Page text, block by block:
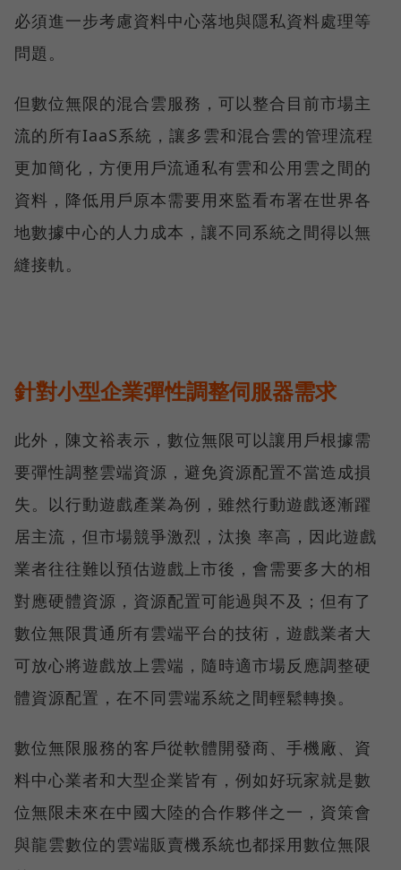
必須進一步考慮資料中心落地與隱私資料處理等
問題。
但數位無限的混合雲服務，可以整合目前市場主
流的所有IaaS系統，讓多雲和混合雲的管理流程
更加簡化，方便用戶流通私有雲和公用雲之間的
資料，降低用戶原本需要用來監看布署在世界各
地數據中心的人力成本，讓不同系統之間得以無
縫接軌。
針對小型企業彈性調整伺服器需求
此外，陳文裕表示，數位無限可以讓用戶根據需
要彈性調整雲端資源，避免資源配置不當造成損
失。以行動遊戲產業為例，雖然行動遊戲逐漸躍
居主流，但市場競爭激烈，汰換 率高，因此遊戲
業者往往難以預估遊戲上市後，會需要多大的相
對應硬體資源，資源配置可能過與不及；但有了
數位無限貫通所有雲端平台的技術，遊戲業者大
可放心將遊戲放上雲端，隨時適市場反應調整硬
體資源配置，在不同雲端系統之間輕鬆轉換。
數位無限服務的客戶從軟體開發商、手機廠、資
料中心業者和大型企業皆有，例如好玩家就是數
位無限未來在中國大陸的合作夥伴之一，資策會
與龍雲數位的雲端販賣機系統也都採用數位無限